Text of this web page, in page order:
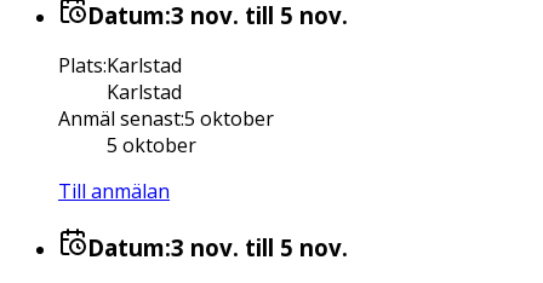
Datum:3 nov. till 5 nov.
Plats:Karlstad
Karlstad
Anmäl senast:5 oktober
5 oktober
Till anmälan
Datum:3 nov. till 5 nov.